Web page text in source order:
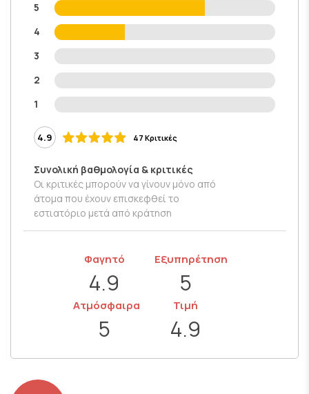
5
4
3
2
1
4.9 47 Κριτικές
Συνολική βαθμολογία & κριτικές
Οι κριτικές μπορούν να γίνουν μόνο από
άτομα που έχουν επισκεφθεί το
εστιατόριο μετά από κράτηση
Φαγητό
4.9
Εξυπηρέτηση
5
Ατμόσφαιρα
5
Τιμή
4.9